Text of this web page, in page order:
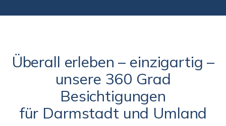
Überall erleben – einzigartig –
unsere 360 Grad
Besichtigungen
für Darmstadt und Umland